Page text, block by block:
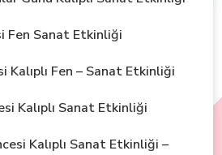
Fen Sanat Etkinliği
Kalıplı Fen – Sanat Etkinliği
Kalıplı Sanat Etkinliği
Kalıplı Sanat Etkinliği –